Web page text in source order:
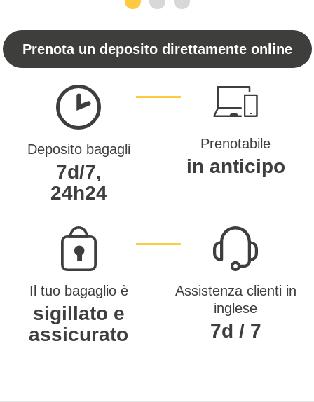
Prenota un deposito direttamente online
Deposito bagagli
7d/7,
24h24
Prenotabile
in anticipo
Il tuo bagaglio è
sigillato e
assicurato
Assistenza clienti in
inglese
7d / 7